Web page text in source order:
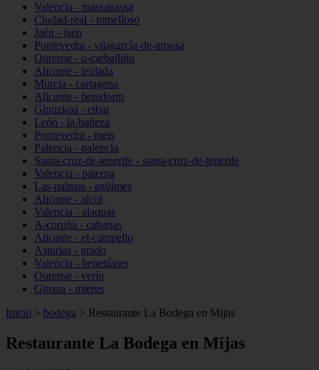
Valencia - massanassa
Ciudad-real - tomelloso
Jaén - jaén
Pontevedra - vilagarcía-de-arousa
Ourense - o-carballiño
Alicante - teulada
Murcia - cartagena
Alicante - benidorm
Gipuzkoa - eibar
León - la-bañeza
Pontevedra - meis
Palencia - palencia
Santa-cruz-de-tenerife - santa-cruz-de-tenerife
Valencia - paterna
Las-palmas - agüimes
Alicante - alcoi
Valencia - alaquàs
A-coruña - cabanas
Alicante - el-campello
Asturias - grado
Valencia - benetússer
Ourense - verín
Girona - mieres
Inicio > bodega > Restaurante La Bodega en Mijas
Restaurante La Bodega en Mijas